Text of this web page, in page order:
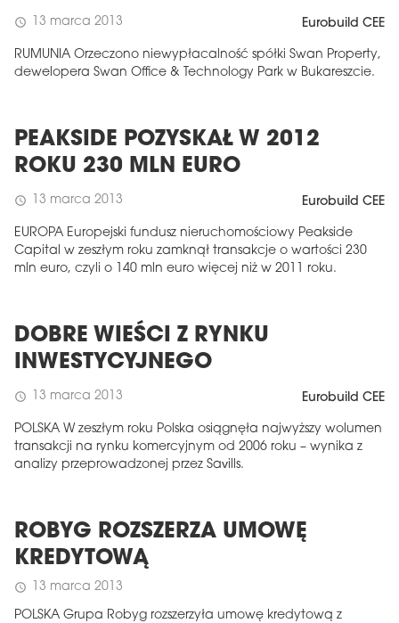
schedule 13 marca 2013 Eurobuild CEE
RUMUNIA Orzeczono niewypłacalność spółki Swan Property,
dewelopera Swan Office & Technology Park w Bukareszcie.
PEAKSIDE POZYSKAŁ W 2012
ROKU 230 MLN EURO
schedule 13 marca 2013 Eurobuild CEE
EUROPA Europejski fundusz nieruchomościowy Peakside
Capital w zeszłym roku zamknął transakcje o wartości 230
mln euro, czyli o 140 mln euro więcej niż w 2011 roku.
DOBRE WIEŚCI Z RYNKU
INWESTYCYJNEGO
schedule 13 marca 2013 Eurobuild CEE
POLSKA W zeszłym roku Polska osiągnęła najwyższy wolumen
transakcji na rynku komercyjnym od 2006 roku – wynika z
analizy przeprowadzonej przez Savills.
ROBYG ROZSZERZA UMOWĘ
KREDYTOWĄ
schedule 13 marca 2013
POLSKA Grupa Robyg rozszerzyła umowę kredytową z